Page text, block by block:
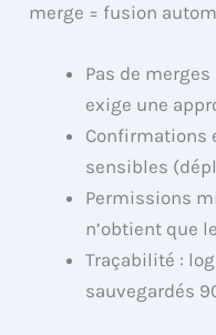
merge = fusion
Pas de
exige une
Confirmations
sensibles
Permissions
n’obtient que
Traçabilité :
sauvegardés